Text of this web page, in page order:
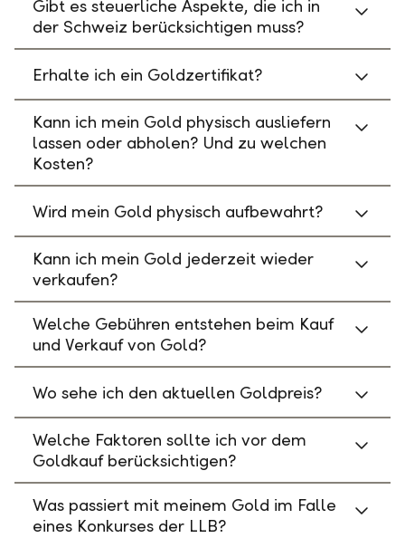
Gibt es steuerliche Aspekte, die ich in
der Schweiz berücksichtigen muss?
Erhalte ich ein Goldzertifikat?
Kann ich mein Gold physisch ausliefern
lassen oder abholen? Und zu welchen
Kosten?
Wird mein Gold physisch aufbewahrt?
Kann ich mein Gold jederzeit wieder
verkaufen?
Welche Gebühren entstehen beim Kauf
und Verkauf von Gold?
Wo sehe ich den aktuellen Goldpreis?
Welche Faktoren sollte ich vor dem
Goldkauf berücksichtigen?
Was passiert mit meinem Gold im Falle
eines Konkurses der LLB?